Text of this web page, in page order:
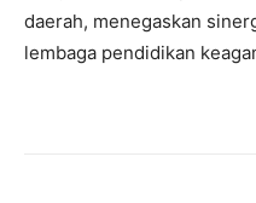
daerah, menegaskan
lembaga pendidikan